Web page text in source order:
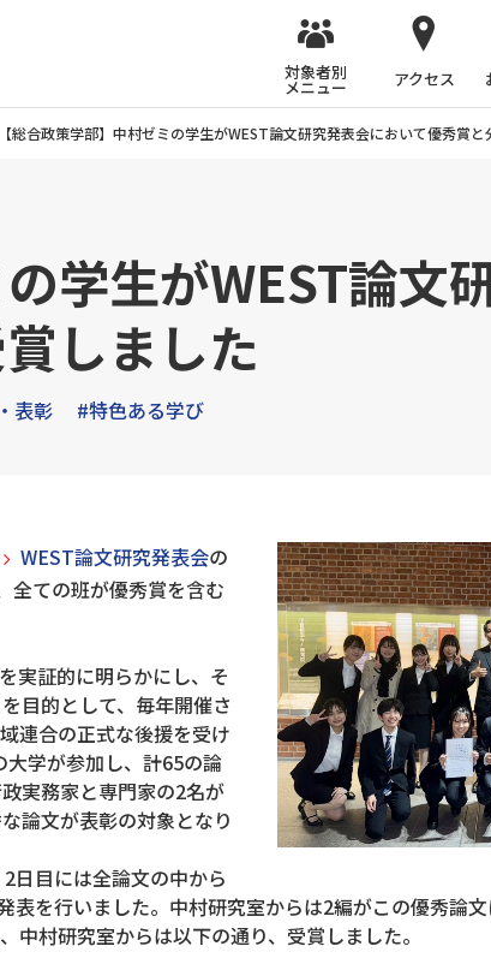
対象者別
メニュー アクセス
【総合政策学部】中村ゼミの学生がWEST論文研究発表会において優秀賞
学生がWEST論文
しました
表彰 #特色ある学び
WEST論文研究発表会の
全ての班が優秀賞を含む
実証的に明らかにし、そ
目的として、毎年開催さ
連合の正式な後援を受け
学が参加し、計65の論
実務家と専門家の2名が
論文が表彰の対象となり
日目には全論文の中から
を行いました。中村研究室からは2編がこの優秀論
村研究室からは以下の通り、受賞しました。